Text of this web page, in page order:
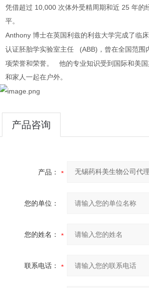
凭借超过 10,000 次体外受精周期和近 25 年的
平。
Anthony 博士在英国利兹的利兹大学完成了临
认证胚胎学实验室主任 (ABB) ，曾在全国范
项荣誉和荣誉。
他的专业知识受到国际和美国
和家人一起在户外。
产品咨询
产品：
您的单位：
您的姓名：
联系电话：